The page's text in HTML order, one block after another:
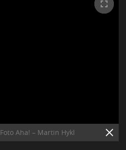
Foto Aha! – Martin Hykl